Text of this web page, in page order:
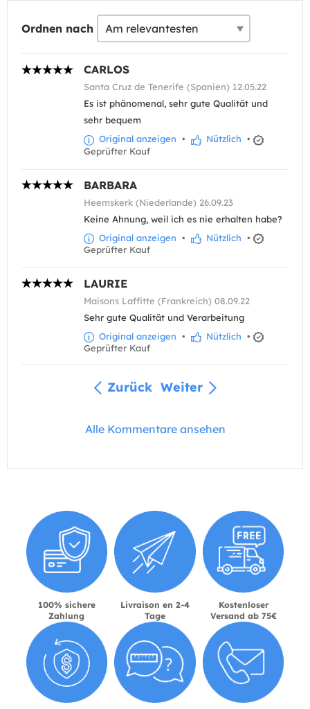
Ordnen nach
CARLOS
Santa Cruz de Tenerife (Spanien) 12.05.22
Es ist phänomenal, sehr gute Qualität und
sehr bequem
Original anzeigen • Nützlich •
Geprüfter Kauf
BARBARA
Heemskerk (Niederlande) 26.09.23
Keine Ahnung, weil ich es nie erhalten habe?
Original anzeigen • Nützlich •
Geprüfter Kauf
LAURIE
Maisons Laffitte (Frankreich) 08.09.22
Sehr gute Qualität und Verarbeitung
Original anzeigen • Nützlich •
Geprüfter Kauf
Zurück Weiter
Alle Kommentare ansehen
100% sichere
Zahlung
Livraison en 2-4
Tage
Kostenloser
Versand ab 75€